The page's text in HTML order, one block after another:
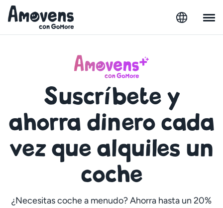
Suscríbete y
ahorra dinero cada
vez que alquiles un
coche
¿Necesitas coche a menudo? Ahorra hasta un 20%